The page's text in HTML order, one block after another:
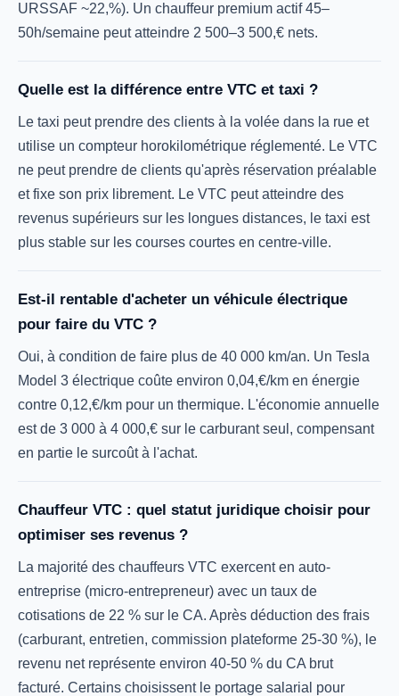
URSSAF ~22,%). Un chauffeur premium actif 45–
50h/semaine peut atteindre 2 500–3 500,€ nets.
Quelle est la différence entre VTC et taxi ?
Le taxi peut prendre des clients à la volée dans la rue et
utilise un compteur horokilométrique réglementé. Le VTC
ne peut prendre de clients qu'après réservation préalable
et fixe son prix librement. Le VTC peut atteindre des
revenus supérieurs sur les longues distances, le taxi est
plus stable sur les courses courtes en centre-ville.
Est-il rentable d'acheter un véhicule électrique
pour faire du VTC ?
Oui, à condition de faire plus de 40 000 km/an. Un Tesla
Model 3 électrique coûte environ 0,04,€/km en énergie
contre 0,12,€/km pour un thermique. L'économie annuelle
est de 3 000 à 4 000,€ sur le carburant seul, compensant
en partie le surcoût à l'achat.
Chauffeur VTC : quel statut juridique choisir pour
optimiser ses revenus ?
La majorité des chauffeurs VTC exercent en auto-
entreprise (micro-entrepreneur) avec un taux de
cotisations de 22 % sur le CA. Après déduction des frais
(carburant, entretien, commission plateforme 25-30 %), le
revenu net représente environ 40-50 % du CA brut
facturé. Certains choisissent le portage salarial pour